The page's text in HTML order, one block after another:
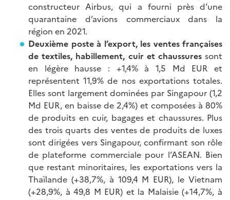
constructeur Airbus, qui a fourni près d’une
quarantaine d’avions commerciaux dans la
région en 2021.
Deuxième poste à l’export, les ventes françaises
detextiles, habillement, cuir et chaussuressont
en légère hausse : +1,4% à 1,5 Md EUR et
représentent 11,9% de nos exportations totales.
Elles sont largement dominées par Singapour (1,2
Md EUR, en baisse de 2,4%) et composées à 80%
de produits en cuir, bagages et chaussures. Plus
des trois quarts des ventes de produits de luxes
sont dirigées vers Singapour, confirmant son rôle
de plateforme commerciale pour l’ASEAN. Bien
que restant minoritaires, les exportations vers la
Thaïlande (+38,7%, à 109,4 M EUR), le Vietnam
(+28,9%, à 49,8 M EUR) et la Malaisie (+14,7%, à